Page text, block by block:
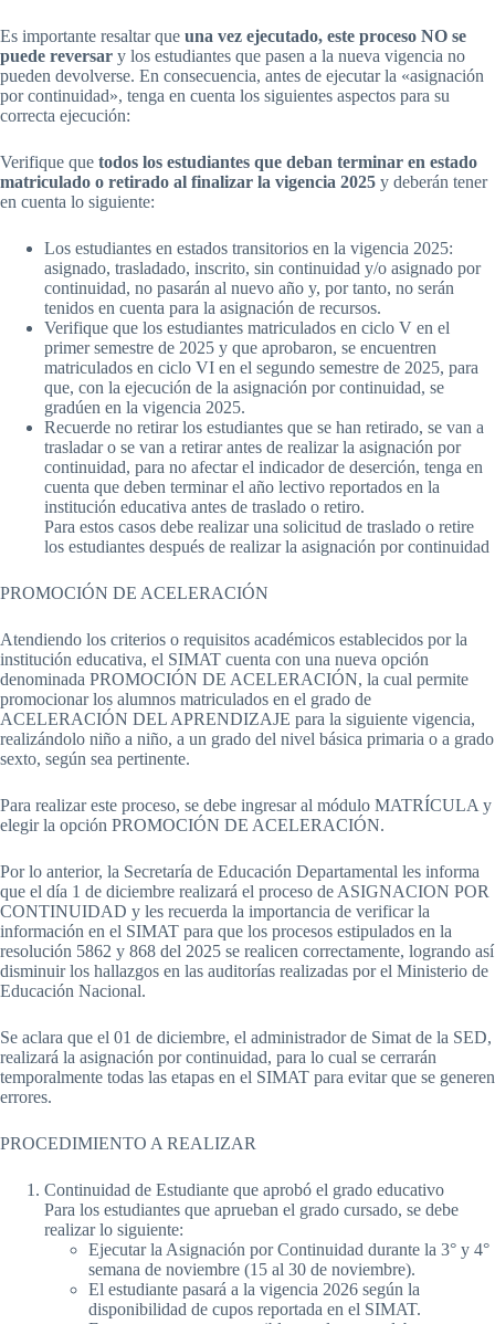
Es importante resaltar que una vez ejecutado, este proceso NO se
puede reversar y los estudiantes que pasen a la nueva vigencia no
pueden devolverse. En consecuencia, antes de ejecutar la «asignación
por continuidad», tenga en cuenta los siguientes aspectos para su
correcta ejecución:
Verifique que todos los estudiantes que deban terminar en estado
matriculado o retirado al finalizar la vigencia 2025 y deberán tener
en cuenta lo siguiente:
Los estudiantes en estados transitorios en la vigencia 2025:
asignado, trasladado, inscrito, sin continuidad y/o asignado por
continuidad, no pasarán al nuevo año y, por tanto, no serán
tenidos en cuenta para la asignación de recursos.
Verifique que los estudiantes matriculados en ciclo V en el
primer semestre de 2025 y que aprobaron, se encuentren
matriculados en ciclo VI en el segundo semestre de 2025, para
que, con la ejecución de la asignación por continuidad, se
gradúen en la vigencia 2025.
Recuerde no retirar los estudiantes que se han retirado, se van a
trasladar o se van a retirar antes de realizar la asignación por
continuidad, para no afectar el indicador de deserción, tenga en
cuenta que deben terminar el año lectivo reportados en la
institución educativa antes de traslado o retiro.
Para estos casos debe realizar una solicitud de traslado o retire
los estudiantes después de realizar la asignación por continuidad
PROMOCIÓN DE ACELERACIÓN
Atendiendo los criterios o requisitos académicos establecidos por la
institución educativa, el SIMAT cuenta con una nueva opción
denominada PROMOCIÓN DE ACELERACIÓN, la cual permite
promocionar los alumnos matriculados en el grado de
ACELERACIÓN DEL APRENDIZAJE para la siguiente vigencia,
realizándolo niño a niño, a un grado del nivel básica primaria o a grado
sexto, según sea pertinente.
Para realizar este proceso, se debe ingresar al módulo MATRÍCULA y
elegir la opción PROMOCIÓN DE ACELERACIÓN.
Por lo anterior, la Secretaría de Educación Departamental les informa
que el día 1 de diciembre realizará el proceso de ASIGNACION POR
CONTINUIDAD y les recuerda la importancia de verificar la
información en el SIMAT para que los procesos estipulados en la
resolución 5862 y 868 del 2025 se realicen correctamente, logrando así
disminuir los hallazgos en las auditorías realizadas por el Ministerio de
Educación Nacional.
Se aclara que el 01 de diciembre, el administrador de Simat de la SED,
realizará la asignación por continuidad, para lo cual se cerrarán
temporalmente todas las etapas en el SIMAT para evitar que se generen
errores.
PROCEDIMIENTO A REALIZAR
Continuidad de Estudiante que aprobó el grado educativo
Para los estudiantes que aprueban el grado cursado, se debe
realizar lo siguiente:
Ejecutar la Asignación por Continuidad durante la 3° y 4°
semana de noviembre (15 al 30 de noviembre).
El estudiante pasará a la vigencia 2026 según la
disponibilidad de cupos reportada en el SIMAT.